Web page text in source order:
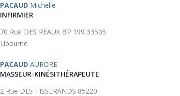
PACAUD Michelle
INFIRMIER
70 Rue DES REAUX BP 199 33505
Libourne
PACAUD AURORE
MASSEUR-KINÉSITHÉRAPEUTE
2 Rue DES TISSERANDS 85220